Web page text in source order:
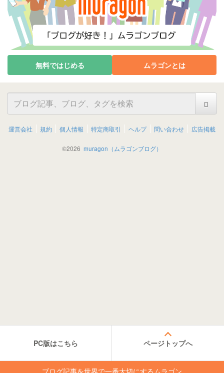
無料ではじめる ムラゴンとは
運営会社 規約 個人情報 特定商取引 ヘルプ 問い合わせ 広告掲載
©2026 muragon（ムラゴンブログ）
PC版はこちら ページトップへ
ブログ記事を世界で一番大切にするムラゴン